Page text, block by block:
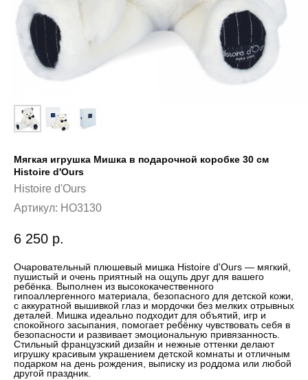
Мягкая игрушка Мишка в подарочной коробке 30 cм
Histoire d'Ours
Histoire d'Ours
Артикул: HO3130
6 250 р.
Очаровательный плюшевый мишка Histoire d'Ours — мягкий,
пушистый и очень приятный на ощупь друг для вашего
ребёнка. Выполнен из высококачественного
гипоаллергенного материала, безопасного для детской кожи,
с аккуратной вышивкой глаз и мордочки без мелких отрывных
деталей. Мишка идеально подходит для объятий, игр и
спокойного засыпания, помогает ребёнку чувствовать себя в
безопасности и развивает эмоциональную привязанность.
Стильный французский дизайн и нежные оттенки делают
игрушку красивым украшением детской комнаты и отличным
подарком на день рождения, выписку из роддома или любой
другой праздник.